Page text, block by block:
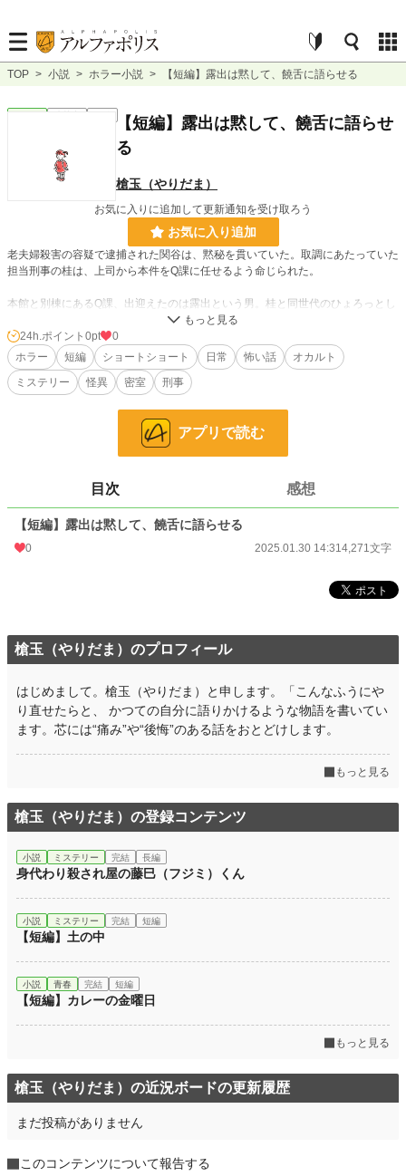
TOP > 小説 > ホラー小説 > 【短編】露出は黙して、饒舌に語らせる
【短編】露出は黙して、饒舌に語らせ
る
槍玉（やりだま）
お気に入りに追加して更新通知を受け取ろう
お気に入り追加
老夫婦殺害の容疑で逮捕された関谷は、黙秘を貫いていた。取調にあたっていた
担当刑事の桂は、上司から本件をQ課に任せるよう命じられた。
本館と別棟にあるQ課、出迎えたのは露出という男。桂と同世代のひょろっとし
た優男は、容疑者関谷の犯行をどうやって立証するのか？
その取調室で行われた、露出の自白の方法とは。
そして、Q課・露出が企む本当の目的とは？
といった、密室型のホラーミステリーです。
※この作品はすべてフィクションであり実在の人物・団体等とは一切関係ありま
228,882 位 / 228,882 件
ホラー 8,513 位 / 8,513 件
お気に入り
更新日時 2025.01.30 14:31
週間ポイント 0 pt (228,882 位)
累計ポイント 1,001 pt (196,575 位)
24h.ポイント 0pt
0
ホラー
短編 ショートショート 日常 怖い話
オカルト
ミステリー
怪異 密室 刑事
アプリで読む
目次 感想
【短編】露出は黙して、饒舌に語らせる
0 2025.01.30 14:314,271文字
槍玉（やりだま）のプロフィール
はじめまして。槍玉（やりだま）と申します。「こんなふうにや
り直せたらと、 かつての自分に語りかけるような物語を書いてい
ます。芯には“痛み”や“後悔”のある話をおとどけします。
もっと見る
槍玉（やりだま）の登録コンテンツ
小説 ミステリー 完結 長編
身代わり殺され屋の藤巳（フジミ）くん
小説 ミステリー 完結 短編
【短編】土の中
小説 青春 完結 短編
【短編】カレーの金曜日
もっと見る
槍玉（やりだま）の近況ボードの更新履歴
まだ投稿がありません
このコンテンツについて報告する